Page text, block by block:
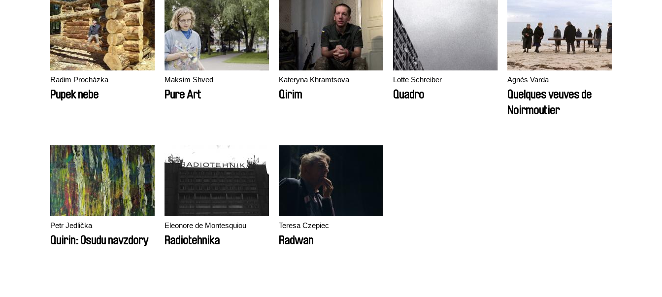
Radim Procházka
Pupek nebe
Maksim Shved
Pure Art
Kateryna Khramtsova
Qirim
Lotte Schreiber
Quadro
Agnès Varda
Quelques veuves de
Noirmoutier
Petr Jedlička
Quirin: Osudu navzdory
Eleonore de Montesquiou
Radiotehnika
Teresa Czepiec
Radwan